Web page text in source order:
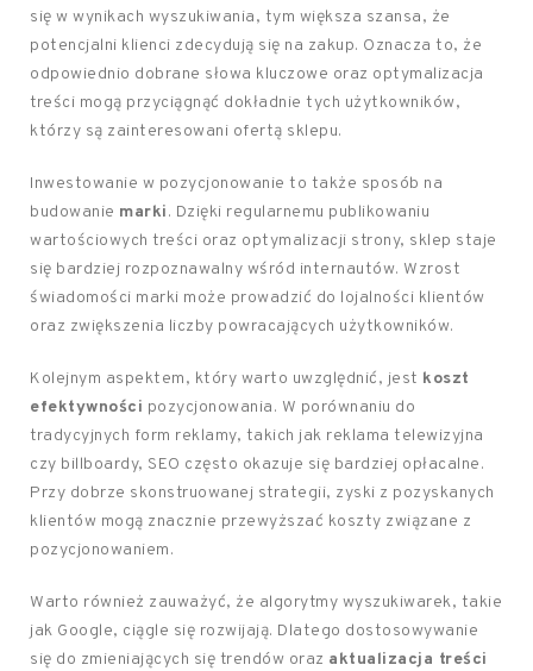
się w wynikach wyszukiwania, tym większa szansa, że
potencjalni klienci zdecydują się na zakup. Oznacza to, że
odpowiednio dobrane słowa kluczowe oraz optymalizacja
treści mogą przyciągnąć dokładnie tych użytkowników,
którzy są zainteresowani ofertą sklepu.
Inwestowanie w pozycjonowanie to także sposób na
budowanie marki. Dzięki regularnemu publikowaniu
wartościowych treści oraz optymalizacji strony, sklep staje
się bardziej rozpoznawalny wśród internautów. Wzrost
świadomości marki może prowadzić do lojalności klientów
oraz zwiększenia liczby powracających użytkowników.
Kolejnym aspektem, który warto uwzględnić, jest koszt
efektywności pozycjonowania. W porównaniu do
tradycyjnych form reklamy, takich jak reklama telewizyjna
czy billboardy, SEO często okazuje się bardziej opłacalne.
Przy dobrze skonstruowanej strategii, zyski z pozyskanych
klientów mogą znacznie przewyższać koszty związane z
pozycjonowaniem.
Warto również zauważyć, że algorytmy wyszukiwarek, takie
jak Google, ciągle się rozwijają. Dlatego dostosowywanie
się do zmieniających się trendów oraz aktualizacja treści